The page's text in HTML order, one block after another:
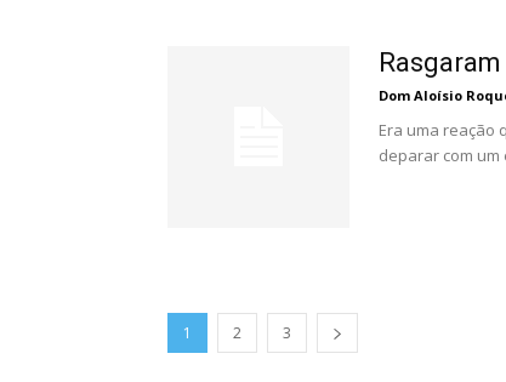
Dom Aloísio
Era uma reação
deparar com um
1 2 3